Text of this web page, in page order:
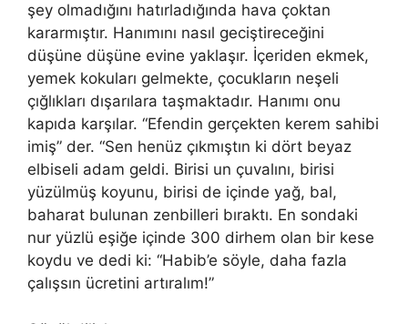
şey olmadığını hatırladığında hava çoktan
kararmıştır. Hanımını nasıl geciştireceğini
düşüne düşüne evine yaklaşır. İçeriden ekmek,
yemek kokuları gelmekte, çocukların neşeli
çığlıkları dışarılara taşmaktadır. Hanımı onu
kapıda karşılar. “Efendin gerçekten kerem sahibi
imiş” der. “Sen henüz çıkmıştın ki dört beyaz
elbiseli adam geldi. Birisi un çuvalını, birisi
yüzülmüş koyunu, birisi de içinde yağ, bal,
baharat bulunan zenbilleri bıraktı. En sondaki
nur yüzlü eşiğe içinde 300 dirhem olan bir kese
koydu ve dedi ki: “Habib’e söyle, daha fazla
çalışsın ücretini artıralım!”